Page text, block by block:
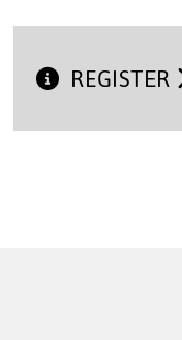
REGISTER